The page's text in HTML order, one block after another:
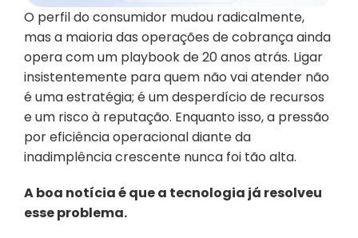
O perfil do consumidor mudou radicalmente,
mas a maioria das operações de cobrança ainda
opera com um playbook de 20 anos atrás. Ligar
insistentemente para quem não vai atender não
é uma estratégia; é um desperdício de recursos
e um risco à reputação. Enquanto isso, a pressão
por eficiência operacional diante da
inadimplência crescente nunca foi tão alta.
A boa notícia é que a tecnologia já resolveu
esse problema.